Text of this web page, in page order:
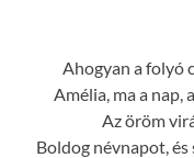
Ahogyan a folyó
Amélia, ma a nap,
Az öröm
Boldog névnapot,